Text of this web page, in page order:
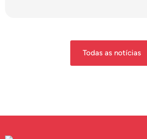
Todas as notícias